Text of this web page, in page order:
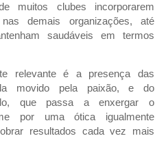
muitos clubes incorporarem
demais organizações, até
saudáveis em termos
relevante é a presença das
movido pela paixão, e do
que passa a enxergar o
por uma ótica igualmente
resultados cada vez mais